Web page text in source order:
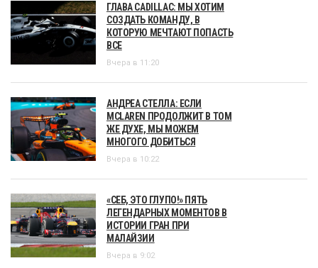
ГЛАВА CADILLAC: МЫ ХОТИМ
СОЗДАТЬ КОМАНДУ, В
КОТОРУЮ МЕЧТАЮТ ПОПАСТЬ
ВСЕ
Вчера в 11:20
АНДРЕА СТЕЛЛА: ЕСЛИ
MCLAREN ПРОДОЛЖИТ В ТОМ
ЖЕ ДУХЕ, МЫ МОЖЕМ
МНОГОГО ДОБИТЬСЯ
Вчера в 10:22
«СЕБ, ЭТО ГЛУПО!» ПЯТЬ
ЛЕГЕНДАРНЫХ МОМЕНТОВ В
ИСТОРИИ ГРАН ПРИ
МАЛАЙЗИИ
Вчера в 9:02